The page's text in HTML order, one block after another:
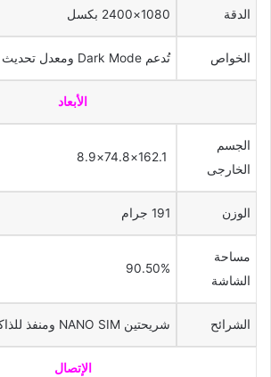
الدقة 1080×2400 بكسل
الخواص تُدعم Dark Mode ومعدل تحديث 60/90 هرتز
الأبعاد
الجسم
الخارجى
الوزن 191 جرام
مساحة
الشاشة
90.50%
الشرائح شريحتين NANO SIM ومنفذ للذاكرة منفصل
الإتصال